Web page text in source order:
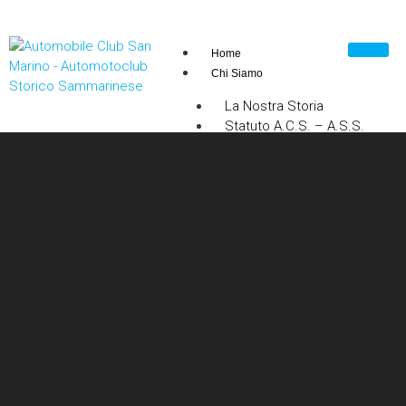
Home
Chi Siamo
La Nostra Storia
Statuto A.C.S. – A.S.S.